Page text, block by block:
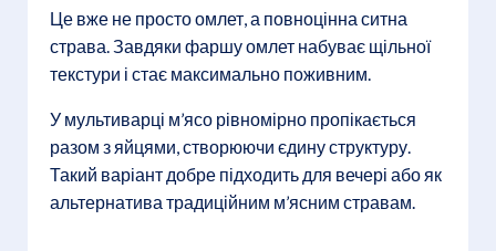
Це вже не просто омлет, а повноцінна ситна
страва. Завдяки фаршу омлет набуває щільної
текстури і стає максимально поживним.
У мультиварці м’ясо рівномірно пропікається
разом з яйцями, створюючи єдину структуру.
Такий варіант добре підходить для вечері або як
альтернатива традиційним м’ясним стравам.